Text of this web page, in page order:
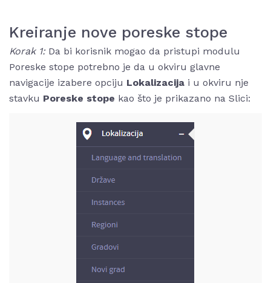
Kreiranje nove poreske stope
Korak 1:Da bi korisnik mogao da pristupi modulu
Poreske stope potrebno je da u okviru glavne
navigacije izabere opciju Lokalizacija i u okviru nje
stavku Poreske stope kao što je prikazano na Slici: